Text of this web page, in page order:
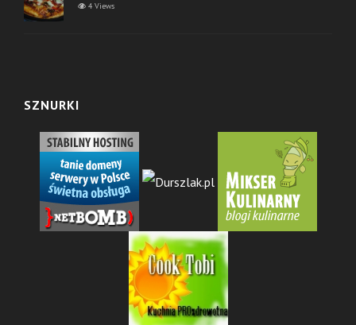
4 Views
SZNURKI